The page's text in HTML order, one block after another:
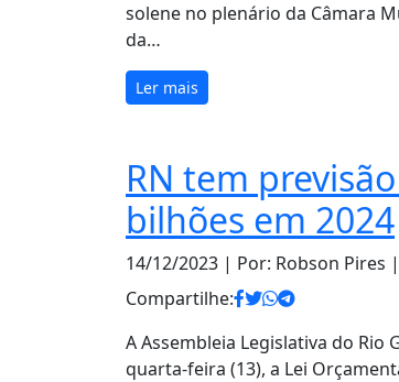
solene no plenário da Câmara
da…
Ler mais
RN tem
bilhões em 2024
14/12/2023 | Por: Robson Pires |
Compartilhe:
A Assembleia Legislativa do
quarta-feira (13), a Lei